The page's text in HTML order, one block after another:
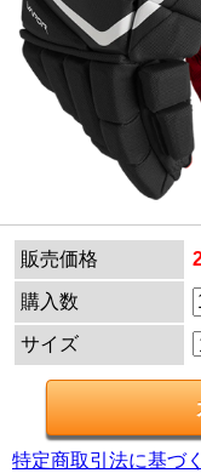
販売価格
購入数
サイズ
特定商取引法に基づ